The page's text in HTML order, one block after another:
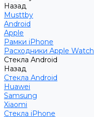
Назад
Musttby
Android
Apple
Рамки iPhone
Расходники Apple Watch
Стекла Android
Назад
Стекла Android
Huawei
Samsung
Xiaomi
Стекла iPhone